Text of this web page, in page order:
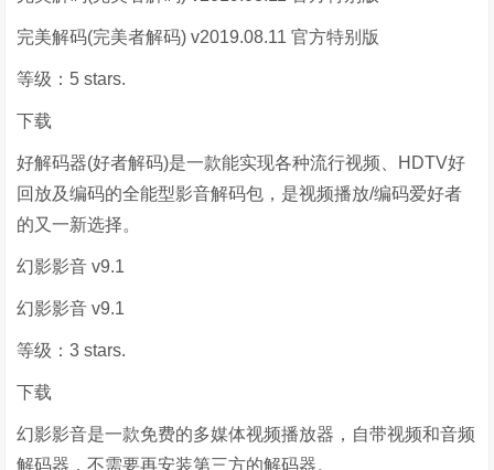
完美解码(完美者解码) v2019.08.11 官方特别版
等级：5 stars.
下载
好解码器(好者解码)是一款能实现各种流行视频、HDTV好
回放及编码的全能型影音解码包，是视频播放/编码爱好者
的又一新选择。
幻影影音 v9.1
幻影影音 v9.1
等级：3 stars.
下载
幻影影音是一款免费的多媒体视频播放器，自带视频和音频
解码器，不需要再安装第三方的解码器。